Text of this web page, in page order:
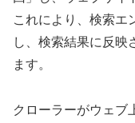
これにより、検索エ
し、検索結果に反映
ます。
クローラーがウェブ